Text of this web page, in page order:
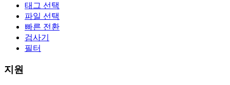
태그 선택
파일 선택
빠른 전환
검사기
필터
지원